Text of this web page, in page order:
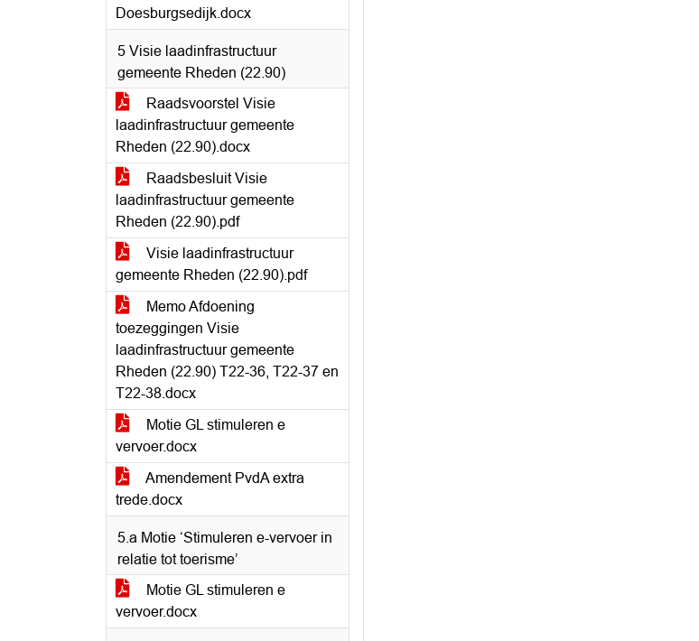
Doesburgsedijk.docx
5 Visie laadinfrastructuur
gemeente Rheden (22.90)
Raadsvoorstel Visie
laadinfrastructuur gemeente
Rheden (22.90).docx
Raadsbesluit Visie
laadinfrastructuur gemeente
Rheden (22.90).pdf
Visie laadinfrastructuur
gemeente Rheden (22.90).pdf
Memo Afdoening
toezeggingen Visie
laadinfrastructuur gemeente
Rheden (22.90) T22-36, T22-37 en
T22-38.docx
Motie GL stimuleren e
vervoer.docx
Amendement PvdA extra
trede.docx
5.a Motie ‘Stimuleren e-vervoer in
relatie tot toerisme’
Motie GL stimuleren e
vervoer.docx